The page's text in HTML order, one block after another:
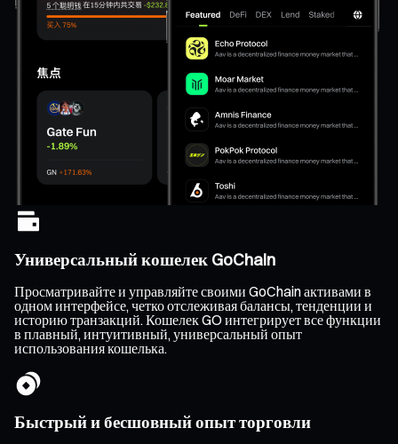
Универсальный кошелек GoChain
Просматривайте и управляйте своими GoChain активами в
одном интерфейсе, четко отслеживая балансы, тенденции и
историю транзакций. Кошелек GO интегрирует все функции
в плавный, интуитивный, универсальный опыт
использования кошелька.
Быстрый и бесшовный опыт торговли